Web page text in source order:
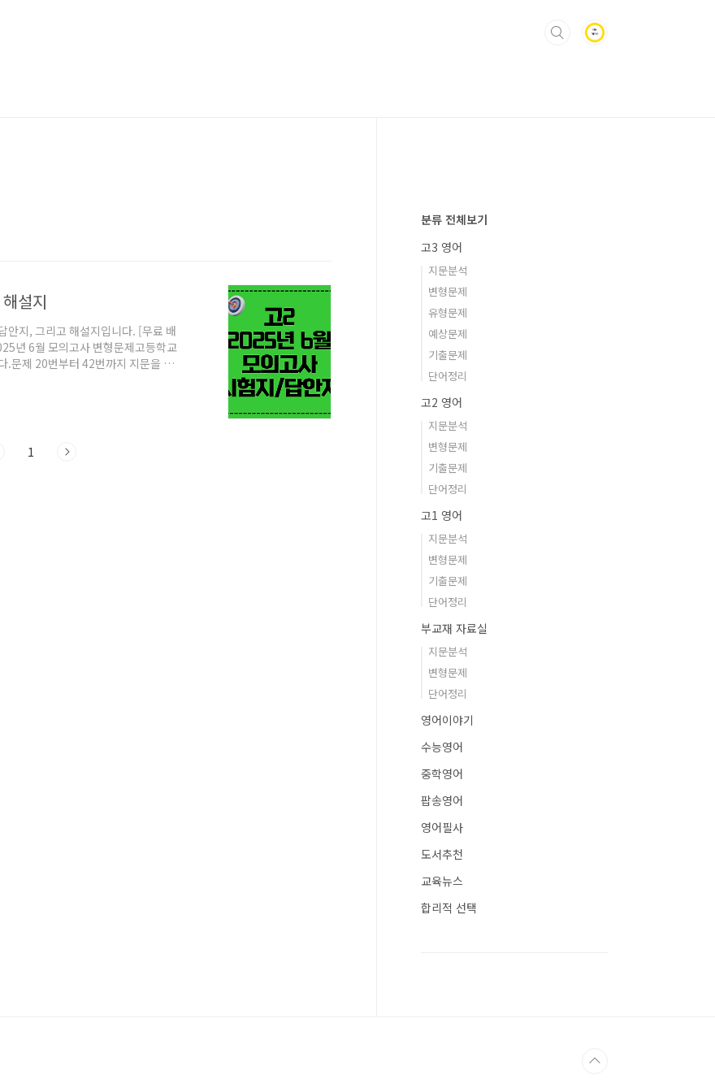
설지
안지, 그리고 해설지입니다. [무료 배
년 6월 모의고사 변형문제고등학교
.문제 20번부터 42번까지 지문을 다
(18~45번 전문항) 고2 2025년 6
1
분류 전체보기
고3 영어
지문분석
변형문제
유형문제
예상문제
기출문제
단어정리
고2 영어
지문분석
변형문제
기출문제
단어정리
고1 영어
지문분석
변형문제
기출문제
단어정리
부교재 자료실
지문분석
변형문제
단어정리
영어이야기
수능영어
중학영어
팝송영어
영어필사
도서추천
교육뉴스
합리적 선택